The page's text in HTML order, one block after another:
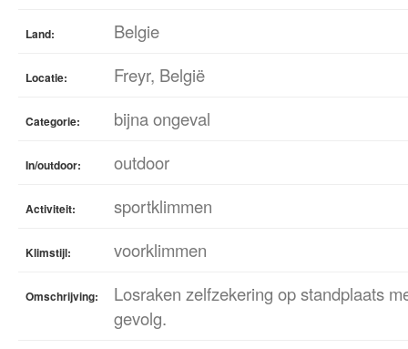
Land: Belgie
Locatie: Freyr, België
Categorie: bijna ongeval
In/outdoor: outdoor
Activiteit: sportklimmen
Klimstijl: voorklimmen
Omschrijving:
Losraken zelfzekering op standplaats
gevolg.